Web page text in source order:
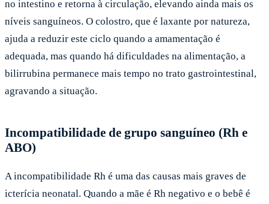
no intestino e retorna à circulação, elevando ainda mais os
níveis sanguíneos. O colostro, que é laxante por natureza,
ajuda a reduzir este ciclo quando a amamentação é
adequada, mas quando há dificuldades na alimentação, a
bilirrubina permanece mais tempo no trato gastrointestinal,
agravando a situação.
Incompatibilidade de grupo sanguíneo (Rh e
ABO)
A incompatibilidade Rh é uma das causas mais graves de
icterícia neonatal. Quando a mãe é Rh negativo e o bebê é